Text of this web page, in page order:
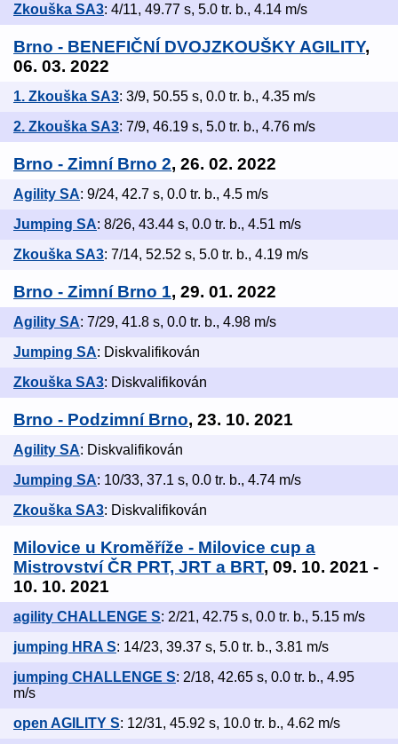
Zkouška SA3: 4/11, 49.77 s, 5.0 tr. b., 4.14 m/s
Brno - BENEFIČNÍ DVOJZKOUŠKY AGILITY,
06. 03. 2022
1. Zkouška SA3: 3/9, 50.55 s, 0.0 tr. b., 4.35 m/s
2. Zkouška SA3: 7/9, 46.19 s, 5.0 tr. b., 4.76 m/s
Brno - Zimní Brno 2, 26. 02. 2022
Agility SA: 9/24, 42.7 s, 0.0 tr. b., 4.5 m/s
Jumping SA: 8/26, 43.44 s, 0.0 tr. b., 4.51 m/s
Zkouška SA3: 7/14, 52.52 s, 5.0 tr. b., 4.19 m/s
Brno - Zimní Brno 1, 29. 01. 2022
Agility SA: 7/29, 41.8 s, 0.0 tr. b., 4.98 m/s
Jumping SA: Diskvalifikován
Zkouška SA3: Diskvalifikován
Brno - Podzimní Brno, 23. 10. 2021
Agility SA: Diskvalifikován
Jumping SA: 10/33, 37.1 s, 0.0 tr. b., 4.74 m/s
Zkouška SA3: Diskvalifikován
Milovice u Kroměříže - Milovice cup a
Mistrovství ČR PRT, JRT a BRT, 09. 10. 2021 -
10. 10. 2021
agility CHALLENGE S: 2/21, 42.75 s, 0.0 tr. b., 5.15 m/s
jumping HRA S: 14/23, 39.37 s, 5.0 tr. b., 3.81 m/s
jumping CHALLENGE S: 2/18, 42.65 s, 0.0 tr. b., 4.95
m/s
open AGILITY S: 12/31, 45.92 s, 10.0 tr. b., 4.62 m/s